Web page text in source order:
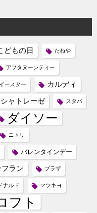
どもの日 たねや
アフタヌーンティー
イースター カルディ
シャトレーゼ スタバ
ダイソー
ニトリ
バレンタインデー
ラン プラザ
ナルド マツキヨ
フト